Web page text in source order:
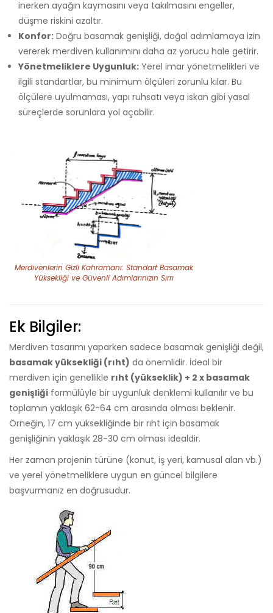
inerken ayağın kaymasını veya takılmasını engeller,
düşme riskini azaltır.
Konfor: Doğru basamak genişliği, doğal adımlamaya izin
vererek merdiven kullanımını daha az yorucu hale getirir.
Yönetmeliklere Uygunluk: Yerel imar yönetmelikleri ve
ilgili standartlar, bu minimum ölçüleri zorunlu kılar. Bu
ölçülere uyulmaması, yapı ruhsatı veya iskan gibi yasal
süreçlerde sorunlara yol açabilir.
Merdivenlerin Gizli Kahramanı: Standart Basamak
Yüksekliği ve Güvenli Adımlarınızın Sırrı
Ek Bilgiler:
Merdiven tasarımı yaparken sadece basamak genişliği değil,
basamak yüksekliği (rıht) da önemlidir. İdeal bir
merdiven için genellikle rıht (yükseklik) + 2 x basamak
genişliği formülüyle bir uygunluk denklemi kullanılır ve bu
toplamın yaklaşık 62-64 cm arasında olması beklenir.
Örneğin, 17 cm yüksekliğinde bir rıht için basamak
genişliğinin yaklaşık 28-30 cm olması idealdir.
Her zaman projenin türüne (konut, iş yeri, kamusal alan vb.)
ve yerel yönetmeliklere uygun en güncel bilgilere
başvurmanız en doğrusudur.